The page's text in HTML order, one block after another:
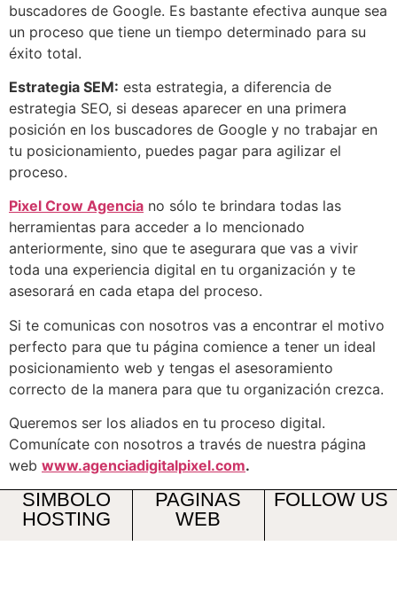
buscadores de Google. Es bastante efectiva aunque sea
un proceso que tiene un tiempo determinado para su
éxito total.
Estrategia SEM: esta estrategia, a diferencia de
estrategia SEO, si deseas aparecer en una primera
posición en los buscadores de Google y no trabajar en
tu posicionamiento, puedes pagar para agilizar el
proceso.
Pixel Crow Agencia no sólo te brindara todas las
herramientas para acceder a lo mencionado
anteriormente, sino que te asegurara que vas a vivir
toda una experiencia digital en tu organización y te
asesorará en cada etapa del proceso.
Si te comunicas con nosotros vas a encontrar el motivo
perfecto para que tu página comience a tener un ideal
posicionamiento web y tengas el asesoramiento
correcto de la manera para que tu organización crezca.
Queremos ser los aliados en tu proceso digital.
Comunícate con nosotros a través de nuestra página
web www.agenciadigitalpixel.com.
SIMBOLO
HOSTING
PAGINAS
WEB
FOLLOW US